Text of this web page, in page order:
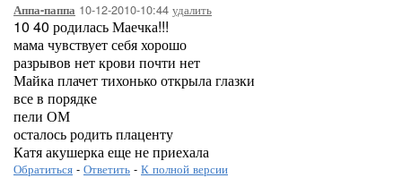
Аппа-паппа 10-12-2010-10:44 удалить
10 40 родилась Маечка!!!
мама чувствует себя хорошо
разрывов нет крови почти нет
Майка плачет тихонько открыла глазки
все в порядке
пели ОМ
осталось родить плаценту
Катя акушерка еще не приехала
Обратиться - Ответить - К полной версии